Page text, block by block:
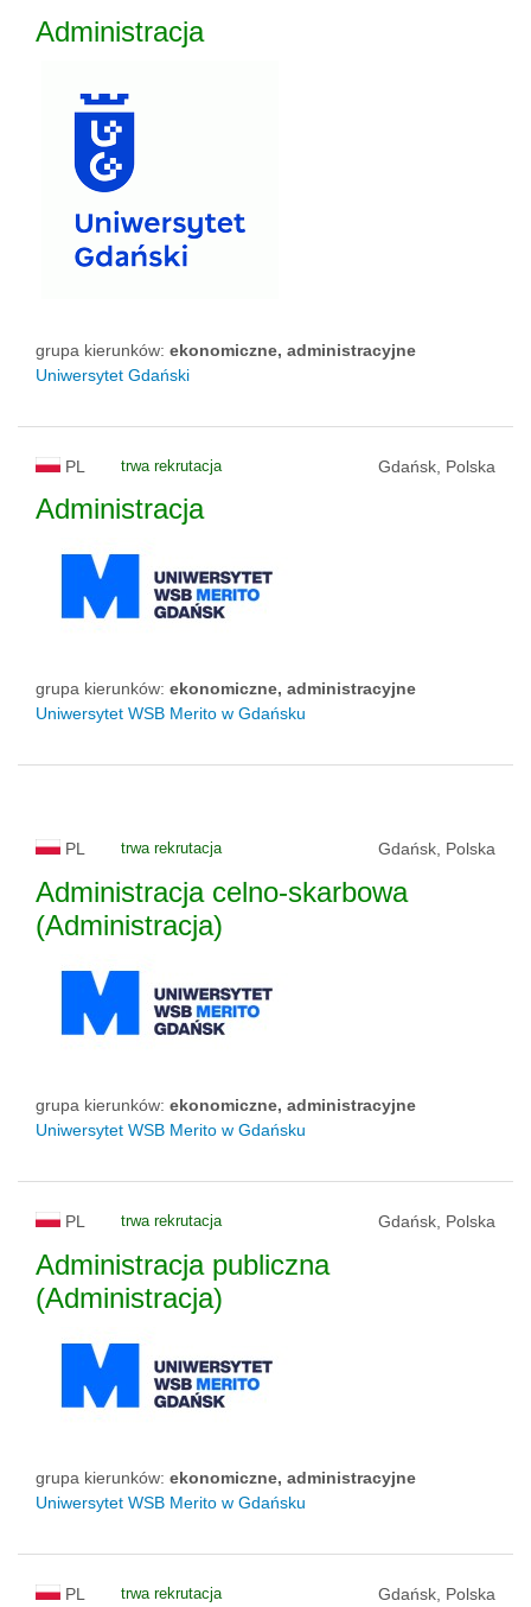
status uczelni
Administracja
grupa kierunków: ekonomiczne, administracyjne
Uniwersytet Gdański
PL trwa rekrutacja Gdańsk, Polska
Administracja
grupa kierunków: ekonomiczne, administracyjne
Uniwersytet WSB Merito w Gdańsku
PL trwa rekrutacja Gdańsk, Polska
Administracja celno-skarbowa
(Administracja)
grupa kierunków: ekonomiczne, administracyjne
Uniwersytet WSB Merito w Gdańsku
PL trwa rekrutacja Gdańsk, Polska
Administracja publiczna
(Administracja)
grupa kierunków: ekonomiczne, administracyjne
Uniwersytet WSB Merito w Gdańsku
PL trwa rekrutacja Gdańsk, Polska